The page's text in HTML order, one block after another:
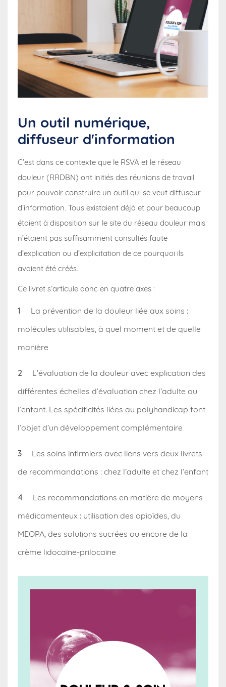
Un outil numérique,
diffuseur d'information
C’est dans ce contexte que le RSVA et le réseau
douleur (RRDBN) ont initiés des réunions de travail
pour pouvoir construire un outil qui se veut diffuseur
d’information. Tous existaient déjà et pour beaucoup
étaient à disposition sur le site du réseau douleur mais
n’étaient pas suffisamment consultés faute
d’explication ou d’explicitation de ce pourquoi ils
avaient été créés.
Ce livret s’articule donc en quatre axes :
La prévention de la douleur liée aux soins :
molécules utilisables, à quel moment et de quelle
manière
L’évaluation de la douleur avec explication des
différentes échelles d’évaluation chez l’adulte ou
l’enfant. Les spécificités liées au polyhandicap font
l’objet d’un développement complémentaire
Les soins infirmiers avec liens vers deux livrets
de recommandations : chez l’adulte et chez l’enfant
Les recommandations en matière de moyens
médicamenteux : utilisation des opioïdes, du
MEOPA, des solutions sucrées ou encore de la
crème lidocaïne-prilocaïne